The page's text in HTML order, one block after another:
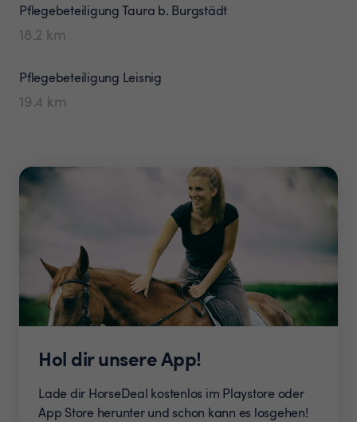
PflegebeteiligungTaura b. Burgstädt
18.2 km
Pflegebeteiligung Leisnig
19.4 km
Hol dir unsere App!
Lade dir HorseDeal kostenlos im Playstore oder
App Store herunter und schon kann es losgehen!